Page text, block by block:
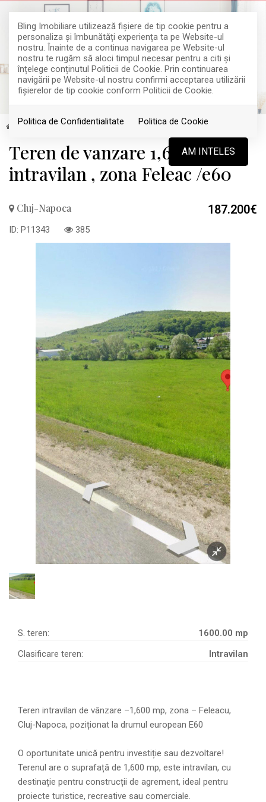
Bling Imobiliare utilizează fişiere de tip cookie pentru a
personaliza și îmbunătăți experiența ta pe Website-ul
nostru. Înainte de a continua navigarea pe Website-ul
nostru te rugăm să aloci timpul necesar pentru a citi și
înțelege conținutul Politicii de Cookie. Prin continuarea
navigării pe Website-ul nostru confirmi acceptarea utilizării
fişierelor de tip cookie conform Politicii de Cookie.
Politica de Confidentialitate Politica de Cookie
AM INTELES
Vanzare Terenuri Cluj-Napoca
Teren de vanzare 1,600 mp ,
intravilan , zona Feleac /e60
Cluj-Napoca 187.200€
ID: P11343 385
S. teren:
1600.00 mp
Clasificare teren:
Intravilan
Teren intravilan de vânzare –1,600 mp, zona – Feleacu,
Cluj-Napoca, poziționat la drumul european E60
O oportunitate unică pentru investiție sau dezvoltare!
Terenul are o suprafață de 1,600 mp, este intravilan, cu
destinație pentru construcții de agrement, ideal pentru
proiecte turistice, recreative sau comerciale.